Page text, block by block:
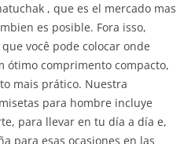
, que es el mercado mas
es posible. Fora isso,
você pode colocar onde
ótimo comprimento compacto,
mais prático. Nuestra
para hombre incluye
para llevar en tu día a día e,
para esas ocasiones en las